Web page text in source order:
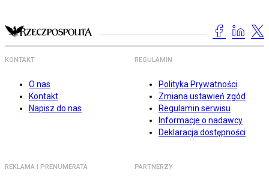
KONTAKT
O nas
Kontakt
Napisz do nas
REGULAMIN
Polityka Prywatności
Zmiana ustawień zgód
Regulamin serwisu
Informacje o nadawcy
Deklaracja dostępności
REKLAMA I PRENUMERATA PARTNERZY